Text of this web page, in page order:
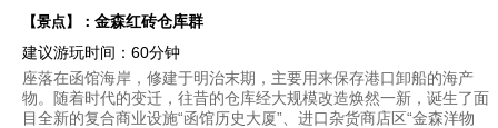
【景点】： 金森红砖仓库群
建议游玩时间：60分钟
座落在函馆海岸，修建于明治末期，主要用来保存港口卸船的海产
物。随着时代的变迁，往昔的仓库经大规模改造焕然一新，诞生了面
目全新的复合商业设施“函馆历史大厦”、进口杂货商店区“金森洋物